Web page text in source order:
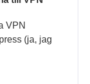
VPN
(ja, jag